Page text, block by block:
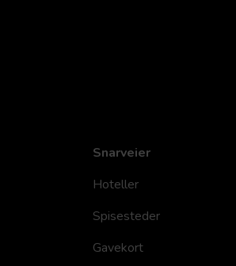
Snarveier
Hoteller
Spisesteder
Gavekort